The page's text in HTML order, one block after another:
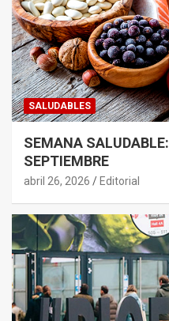
SALUDABLES
SEMANA
SEPTIEMBRE
abril 26, 2026 Editorial